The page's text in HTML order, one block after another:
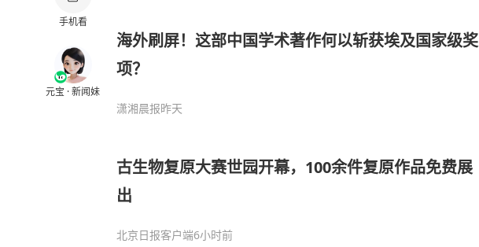
手机看
元宝 · 新闻妹
海外刷屏！这部中国学术著作何以斩获埃及国家级奖
项？
潇湘晨报昨天
古生物复原大赛世园开幕，100余件复原作品免费展
出
北京日报客户端6小时前